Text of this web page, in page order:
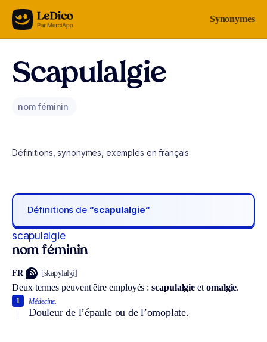
Aller au contenu Synonymes
Scapulalgie
nom féminin
Définitions, synonymes, exemples en français
Définitions de “scapulalgie“
scapulalgie
nom féminin
FR [skapylalʒi]
Deux termes peuvent être employés :scapulalgie et omalgie.
Médecine.
Douleur de l’épaule ou de l’omoplate.
1